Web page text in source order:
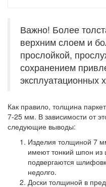
Важно! Более
верхним слоем и
прослойкой,
сохранением
эксплуатационных
Как правило, толщина
7-25 мм. В зависимости от
следующие выводы:
Изделия толщиной 7
имеют тонкий шпон
подвергаются
недолго.
Доски толщиной в